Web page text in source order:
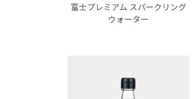
富士プレミアム スパークリング
ウォーター